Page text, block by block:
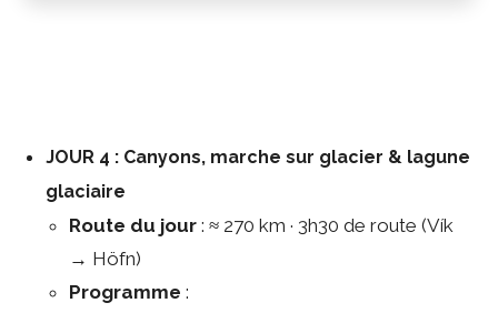
JOUR 4 : Canyons, marche sur glacier & lagune
glaciaire
Route du jour : ≈ 270 km · 3h30 de route (Vík
→ Höfn)
Programme :